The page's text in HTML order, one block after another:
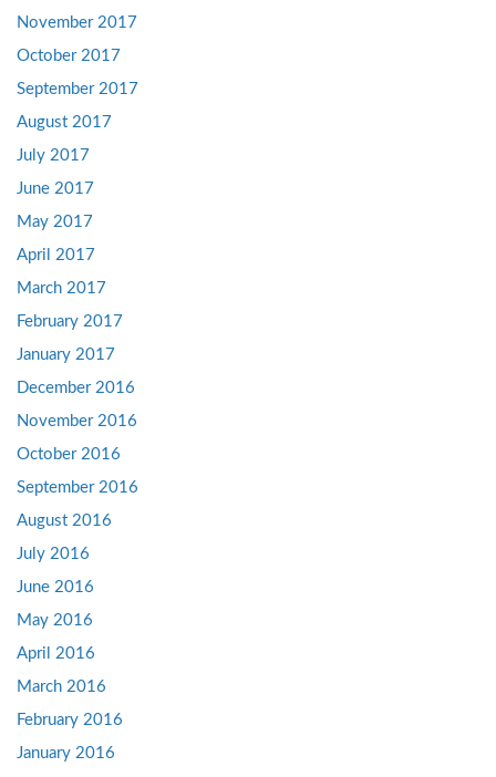
November 2017
October 2017
September 2017
August 2017
July 2017
June 2017
May 2017
April 2017
March 2017
February 2017
January 2017
December 2016
November 2016
October 2016
September 2016
August 2016
July 2016
June 2016
May 2016
April 2016
March 2016
February 2016
January 2016